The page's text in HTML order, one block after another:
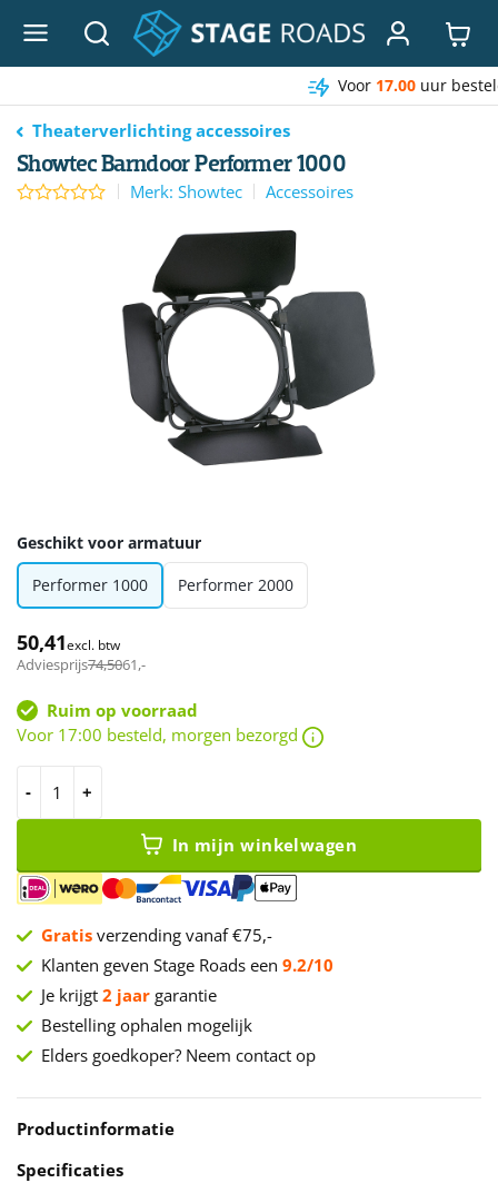
naar
inhoud
uur besteld, morgen in huis*
Theaterverlichting accessoires
Showtec Barndoor Performer 1000
Merk: Showtec Accessoires
Geschikt voor armatuur
Performer 1000
Performer 2000
50,41excl. btw
Adviesprijs74,5061,-
Ruim op voorraad
Voor 17:00 besteld, morgen bezorgd
In mijn winkelwagen
Gratis verzending vanaf €75,-
Klanten geven Stage Roads een 9.2/10
Je krijgt 2 jaar garantie
Bestelling ophalen mogelijk
Elders goedkoper? Neem contact op
Productinformatie
Specificaties